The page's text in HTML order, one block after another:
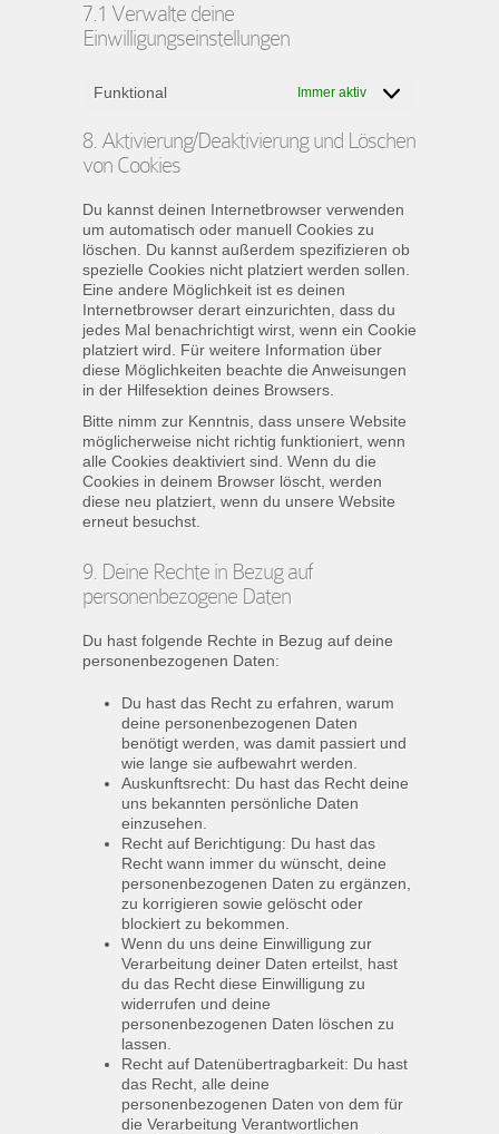
7.1 Verwalte deine
Einwilligungseinstellungen
Funktional Immer aktiv
8. Aktivierung/Deaktivierung und Löschen
von Cookies
Du kannst deinen Internetbrowser verwenden
um automatisch oder manuell Cookies zu
löschen. Du kannst außerdem spezifizieren ob
spezielle Cookies nicht platziert werden sollen.
Eine andere Möglichkeit ist es deinen
Internetbrowser derart einzurichten, dass du
jedes Mal benachrichtigt wirst, wenn ein Cookie
platziert wird. Für weitere Information über
diese Möglichkeiten beachte die Anweisungen
in der Hilfesektion deines Browsers.
Bitte nimm zur Kenntnis, dass unsere Website
möglicherweise nicht richtig funktioniert, wenn
alle Cookies deaktiviert sind. Wenn du die
Cookies in deinem Browser löscht, werden
diese neu platziert, wenn du unsere Website
erneut besuchst.
9. Deine Rechte in Bezug auf
personenbezogene Daten
Du hast folgende Rechte in Bezug auf deine
personenbezogenen Daten:
Du hast das Recht zu erfahren, warum
deine personenbezogenen Daten
benötigt werden, was damit passiert und
wie lange sie aufbewahrt werden.
Auskunftsrecht: Du hast das Recht deine
uns bekannten persönliche Daten
einzusehen.
Recht auf Berichtigung: Du hast das
Recht wann immer du wünscht, deine
personenbezogenen Daten zu ergänzen,
zu korrigieren sowie gelöscht oder
blockiert zu bekommen.
Wenn du uns deine Einwilligung zur
Verarbeitung deiner Daten erteilst, hast
du das Recht diese Einwilligung zu
widerrufen und deine
personenbezogenen Daten löschen zu
lassen.
Recht auf Datenübertragbarkeit: Du hast
das Recht, alle deine
personenbezogenen Daten von dem für
die Verarbeitung Verantwortlichen